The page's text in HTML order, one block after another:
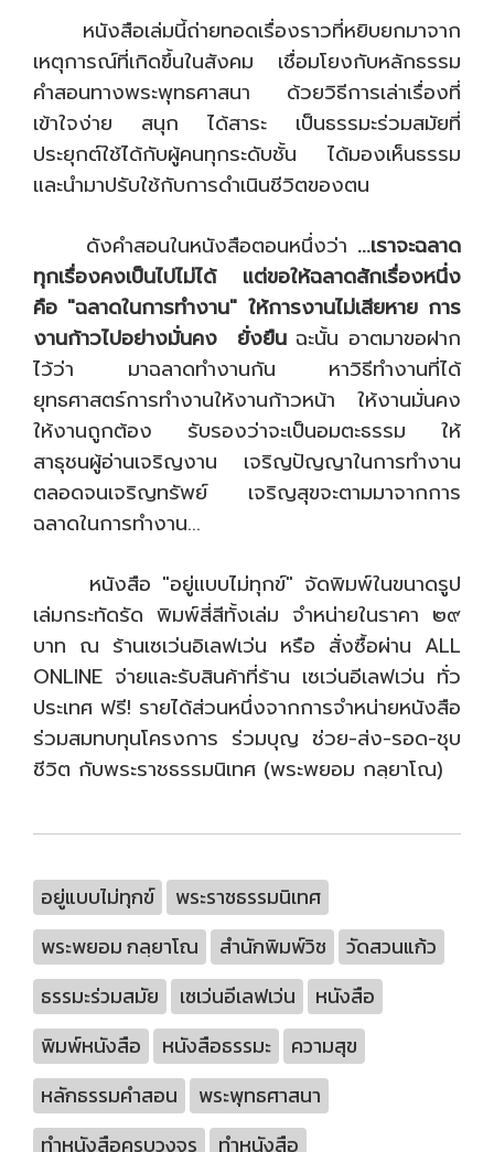
หนังสือเล่มนี้ถ่ายทอดเรื่องราวที่หยิบยกมาจาก
เหตุการณ์ที่เกิดขึ้นในสังคม เชื่อมโยงกับหลักธรรม
คำสอนทางพระพุทธศาสนา ด้วยวิธีการเล่าเรื่องที่
เข้าใจง่าย สนุก ได้สาระ เป็นธรรมะร่วมสมัยที่
ประยุกต์ใช้ได้กับผู้คนทุกระดับชั้น ได้มองเห็นธรรม
และนำมาปรับใช้กับการดำเนินชีวิตของตน
ดังคำสอนในหนังสือตอนหนึ่งว่า ...เราจะฉลาด
ทุกเรื่องคงเป็นไปไม่ได้ แต่ขอให้ฉลาดสักเรื่องหนึ่ง
คือ "ฉลาดในการทำงาน" ให้การงานไม่เสียหาย การ
งานก้าวไปอย่างมั่นคง ยั่งยืนฉะนั้น อาตมาขอฝาก
ไว้ว่า มาฉลาดทำงานกัน หาวิธีทำงานที่ได้
ยุทธศาสตร์การทำงานให้งานก้าวหน้า ให้งานมั่นคง
ให้งานถูกต้อง รับรองว่าจะเป็นอมตะธรรม ให้
สาธุชนผู้อ่านเจริญงาน เจริญปัญญาในการทำงาน
ตลอดจนเจริญทรัพย์ เจริญสุขจะตามมาจากการ
ฉลาดในการทำงาน...
หนังสือ "อยู่แบบไม่ทุกข์" จัดพิมพ์ในขนาดรูป
เล่มกระทัดรัด พิมพ์สี่สีทั้งเล่ม จำหน่ายในราคา ๒๙
บาท ณ ร้านเซเว่นอิเลฟเว่น หรือ สั่งซื้อผ่าน ALL
ONLINE จ่ายและรับสินค้าที่ร้าน เซเว่นอีเลฟเว่น ทั่ว
ประเทศ ฟรี! รายได้ส่วนหนึ่งจากการจำหน่ายหนังสือ
ร่วมสมทบทุนโครงการ ร่วมบุญ ช่วย-ส่ง-รอด-ชุบ
ชีวิต กับพระราชธรรมนิเทศ (พระพยอม กลฺยาโณ)
อยู่แบบไม่ทุกข์
พระราชธรรมนิเทศ
พระพยอม กลฺยาโณ
สำนักพิมพ์วิช
วัดสวนแก้ว
ธรรมะร่วมสมัย
เซเว่นอีเลฟเว่น
หนังสือ
พิมพ์หนังสือ
หนังสือธรรมะ
ความสุข
หลักธรรมคำสอน
พระพุทธศาสนา
ทำหนังสือครบวงจร
ทำหนังสือ